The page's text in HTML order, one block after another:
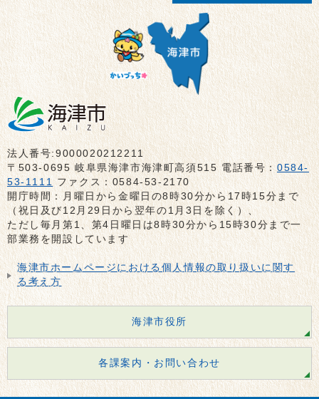
法人番号:9000020212211
〒503-0695 岐阜県海津市海津町高須515 電話番号：0584-
53-1111 ファクス：0584-53-2170
開庁時間：月曜日から金曜日の8時30分から17時15分まで
（祝日及び12月29日から翌年の1月3日を除く）、
ただし毎月第1、第4日曜日は8時30分から15時30分まで一
部業務を開設しています
海津市ホームページにおける個人情報の取り扱いに関す
る考え方
海津市役所
各課案内・お問い合わせ